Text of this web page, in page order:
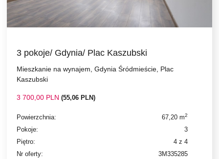
3 pokoje/ Gdynia/ Plac Kaszubski
Mieszkanie na wynajem, Gdynia Śródmieście, Plac
Kaszubski
3 700,00 PLN (55,06 PLN)
Powierzchnia: 67,20 m2
Pokoje:
3
Piętro:
4 z 4
Nr oferty:
3M335285